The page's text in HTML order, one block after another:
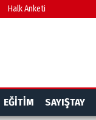
Halk Anketi
EĞİTİM SAYIŞTAY